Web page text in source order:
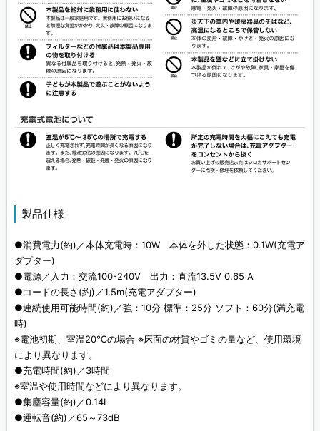
製品仕様
●消費電力(約)／本体充電時：10W 本体を外した状態：0.1W(充電ア
ダプター)
●電源／入力：交流100-240V 出力：直流13.5V 0.65 A
●コードの長さ(約)／1.5m(充電アダプター)
●連続使用可能時間(約)／強：10分 標準：25分 ソフト：60分(満充電
時)
※電池初期、室温20℃の場合 ※床面の材質やゴミの量など、使用環境
により異なります。
●充電時間(約)／3時間
※室温や使用時間などにより異なります。
●集塵容量(約)／0.14L
●運転音(約)／65～73dB